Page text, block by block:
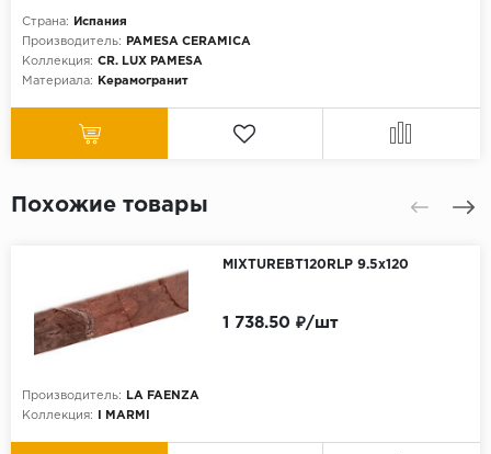
Страна:
Испания
Производитель:
PAMESA CERAMICA
Коллекция: CR. LUX PAMESA
Материала:
Керамогранит
Похожие товары
MIXTUREBT120RLP 9.5x120
Производитель:
LA FAENZA
Коллекция:
I MARMI
1 738.50 ₽/шт